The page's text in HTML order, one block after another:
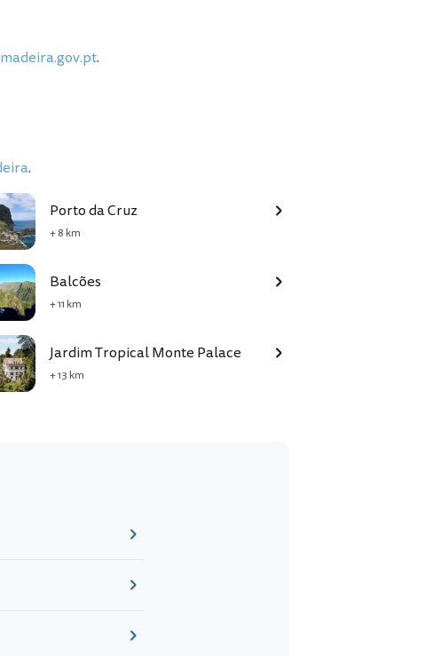
.
.
Porto da Cruz
+ 8 km
Balcões
+ 11 km
Jardim Tropical Monte Palace
+ 13 km